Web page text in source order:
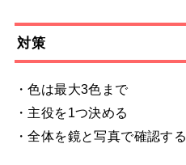
対策
・色は最大3色まで
・主役を1つ決める
・全体を鏡と写真で確認する